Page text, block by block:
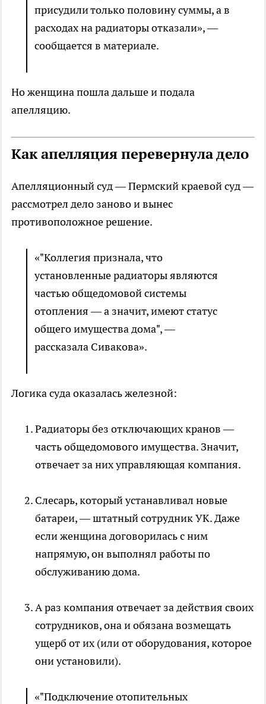
присудили только половину суммы, а в
расходах на радиаторы отказали», —
сообщается в материале.
Но женщина пошла дальше и подала
апелляцию.
Как апелляция перевернула дело
Апелляционный суд — Пермский краевой суд —
рассмотрел дело заново и вынес
противоположное решение.
«"Коллегия признала, что
установленные радиаторы являются
частью общедомовой системы
отопления — а значит, имеют статус
общего имущества дома", —
рассказала Сивакова».
Логика суда оказалась железной:
Радиаторы без отключающих кранов —
часть общедомового имущества. Значит,
отвечает за них управляющая компания.
Слесарь, который устанавливал новые
батареи, — штатный сотрудник УК. Даже
если женщина договорилась с ним
напрямую, он выполнял работы по
обслуживанию дома.
А раз компания отвечает за действия своих
сотрудников, она и обязана возмещать
ущерб от их (или от оборудования, которое
они установили).
«"Подключение отопительных